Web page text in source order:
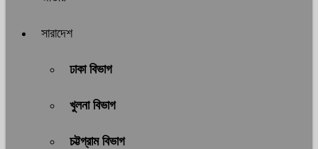
সারাদেশ
ঢাকা বিভাগ
খুলনা বিভাগ
চট্টগ্রাম বিভাগ